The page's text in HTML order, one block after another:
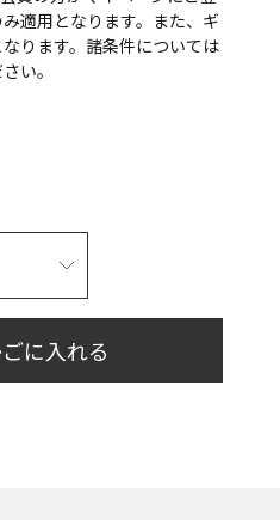
適用となります。また、ギ
ります。諸条件については
い。
に入れる